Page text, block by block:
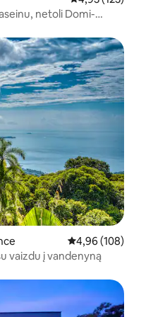
netoli Domi-
Vidutinis
4,96 (108)
vaizdu į vandenyną